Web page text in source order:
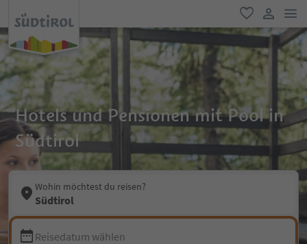
favorit
user link
Hotels und Pensionen mit Pool in
Südtirol
Wohin möchtest du reisen?
Südtirol
Reisedatum wählen